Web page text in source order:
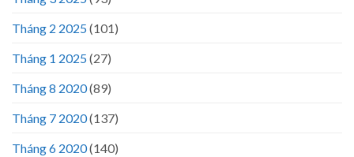
Tháng 2 2025(101)
Tháng 1 2025(27)
Tháng 8 2020(89)
Tháng 7 2020(137)
Tháng 6 2020(140)